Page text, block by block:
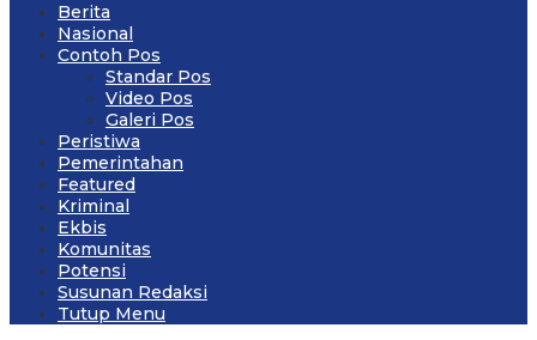
Berita
Nasional
Contoh Pos
Standar Pos
Video Pos
Galeri Pos
Peristiwa
Pemerintahan
Featured
Kriminal
Ekbis
Komunitas
Potensi
Susunan Redaksi
Tutup Menu